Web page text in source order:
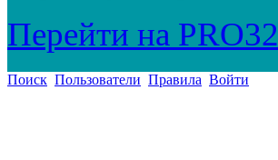
Перейти на PRO32
Поиск Пользователи Правила Войти